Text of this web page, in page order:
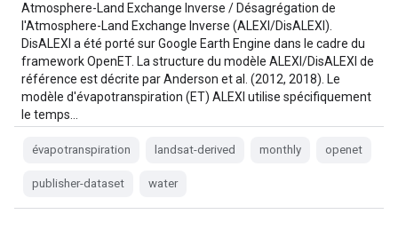
Atmosphere-Land Exchange Inverse / Désagrégation de
l'Atmosphere-Land Exchange Inverse (ALEXI/DisALEXI).
DisALEXI a été porté sur Google Earth Engine dans le cadre du
framework OpenET. La structure du modèle ALEXI/DisALEXI de
référence est décrite par Anderson et al. (2012, 2018). Le
modèle d'évapotranspiration (ET) ALEXI utilise spécifiquement
le temps…
évapotranspiration landsat-derived monthly openet
publisher-dataset water